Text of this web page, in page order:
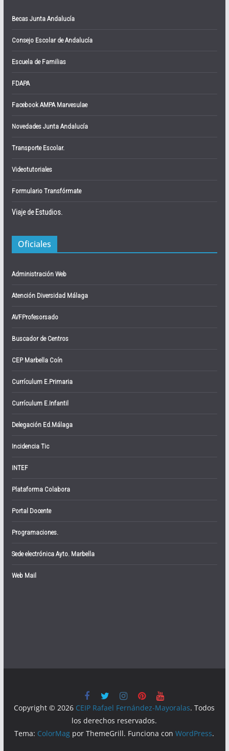
Becas Junta Andalucía
Consejo Escolar de Andalucía
Escuela de Familias
FDAPA
Facebook AMPA Marvesulae
Novedades Junta Andalucía
Transporte Escolar.
Videotutoriales
Formulario Transfórmate
Viaje de Estudios.
Oficiales
Administración Web
Atención Diversidad Málaga
AVFProfesorsado
Buscador de Centros
CEP Marbella Coín
Currículum E.Primaria
Currículum E.Infantil
Delegación Ed.Málaga
Incidencia Tic
INTEF
Plataforma Colabora
Portal Docente
Programaciones.
Sede electrónica Ayto. Marbella
Web Mail
Copyright © 2026 CEIP Rafael Fernández-Mayoralas. Todos
los derechos reservados.
Tema: ColorMag por ThemeGrill. Funciona conWordPress.